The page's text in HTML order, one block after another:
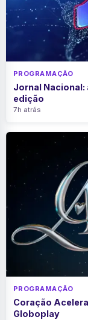
PROGRAMAÇÃO
Jornal
edição
7h atrás
PROGRAMAÇÃO
Coração
Globoplay